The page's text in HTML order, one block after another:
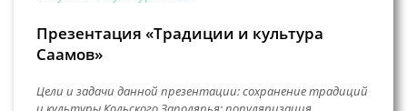
Презентация «Традиции и культура
Саамов»
Цели и задачи данной презентации: сохранение традиций